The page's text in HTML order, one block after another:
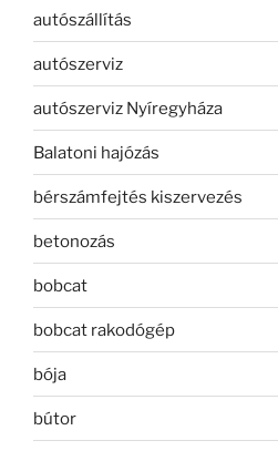
autószállítás
autószerviz
autószerviz Nyíregyháza
Balatoni hajózás
bérszámfejtés kiszervezés
betonozás
bobcat
bobcat rakodógép
bója
bútor